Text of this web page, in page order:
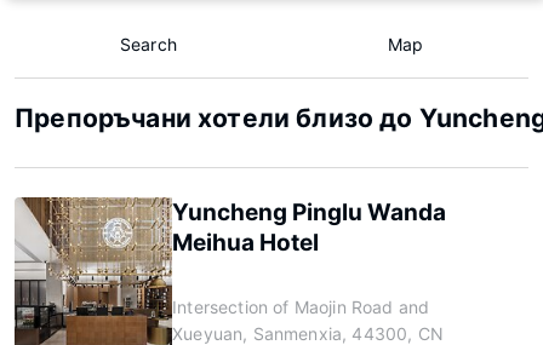
Search Map
Препоръчани хотели близо до
Yuncheng Pinglu Wanda
Meihua Hotel
Intersection of Maojin Road and
Xueyuan, Sanmenxia, 44300, CN